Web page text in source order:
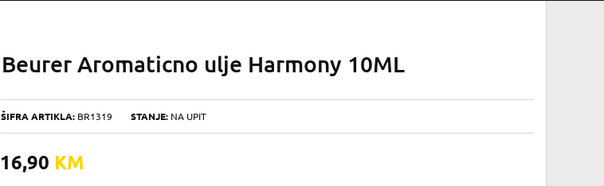
Beurer Aromaticno ulje Harmony 10ML
ŠIFRA ARTIKLA: BR1319 STANJE: NA UPIT
16,90 KM